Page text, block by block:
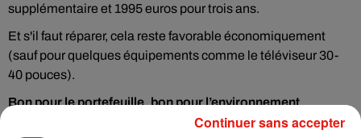
supplémentaire et 1995 euros pour trois ans.
Et s'il faut réparer, cela reste favorable économiquement
(sauf pour quelques équipements comme le téléviseur 30-
40 pouces).
Bon pour le portefeuille, bon pour l’environnement
Le bénéfice est aussi environnemental. Eviter de changer
Continuer sans accepter